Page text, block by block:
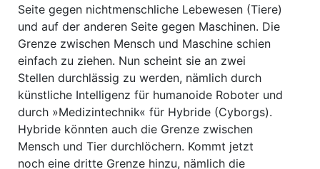
Seite gegen nichtmenschliche Lebewesen (Tiere)
und auf der anderen Seite gegen Maschinen. Die
Grenze zwischen Mensch und Maschine schien
einfach zu ziehen. Nun scheint sie an zwei
Stellen durchlässig zu werden, nämlich durch
künstliche Intelligenz für humanoide Roboter und
durch »Medizintechnik« für Hybride (Cyborgs).
Hybride könnten auch die Grenze zwischen
Mensch und Tier durchlöchern. Kommt jetzt
noch eine dritte Grenze hinzu, nämlich die